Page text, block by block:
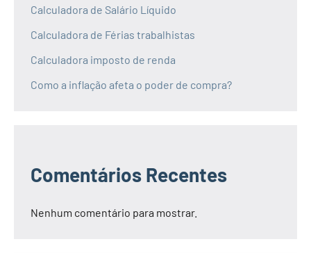
Calculadora de Salário Líquido
Calculadora de Férias trabalhistas
Calculadora imposto de renda
Como a inflação afeta o poder de compra?
Comentários Recentes
Nenhum comentário para mostrar.